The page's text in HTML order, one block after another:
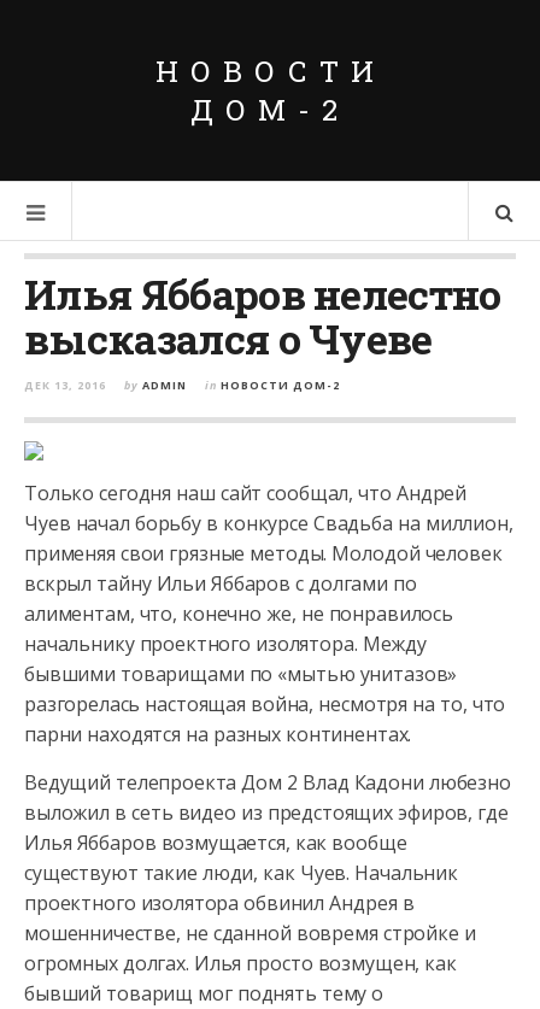
НОВОСТИ
ДОМ-2
Илья Яббаров нелестно
высказался о Чуеве
ДЕК 13, 2016 by ADMIN in НОВОСТИ ДОМ-2
Только сегодня наш сайт сообщал, что Андрей
Чуев начал борьбу в конкурсе Свадьба на миллион,
применяя свои грязные методы. Молодой человек
вскрыл тайну Ильи Яббаров с долгами по
алиментам, что, конечно же, не понравилось
начальнику проектного изолятора. Между
бывшими товарищами по «мытью унитазов»
разгорелась настоящая война, несмотря на то, что
парни находятся на разных континентах.
Ведущий телепроекта Дом 2 Влад Кадони любезно
выложил в сеть видео из предстоящих эфиров, где
Илья Яббаров возмущается, как вообще
существуют такие люди, как Чуев. Начальник
проектного изолятора обвинил Андрея в
мошенничестве, не сданной вовремя стройке и
огромных долгах. Илья просто возмущен, как
бывший товарищ мог поднять тему о